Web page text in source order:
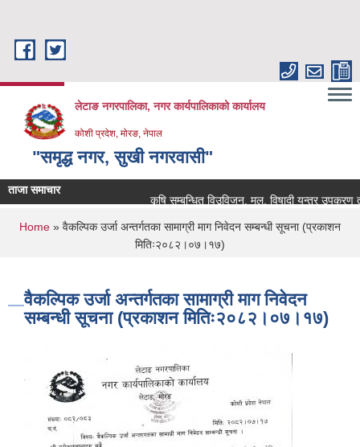
लेटाङ नगरपालिका, नगर कार्यपालिकाको कार्यालय
कोशी प्रदेश, मोरङ, नेपाल
"समृद्ध नगर, सुखी नगरवासी"
ताजा समाचार
कृषि सम्बन्धित विउविजन, मल, विषादी यन्त्र उपकरण तथा
You are here
Home » वैकल्पिक उर्जा अन्तर्गतका सामाग्री माग निवेदन सम्बन्धी सूचना (प्रकाशन
मितिः२०८२।०७।१७)
वैकल्पिक उर्जा अन्तर्गतका सामाग्री माग निवेदन
सम्बन्धी सूचना (प्रकाशन मितिः२०८२।०७।१७)